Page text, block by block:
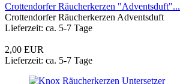
Crottendorfer Räucherkerzen "Adventsduft"...
Crottendorfer Räucherkerzen Adventsduft
Lieferzeit: ca. 5-7 Tage
2,00 EUR
Lieferzeit: ca. 5-7 Tage